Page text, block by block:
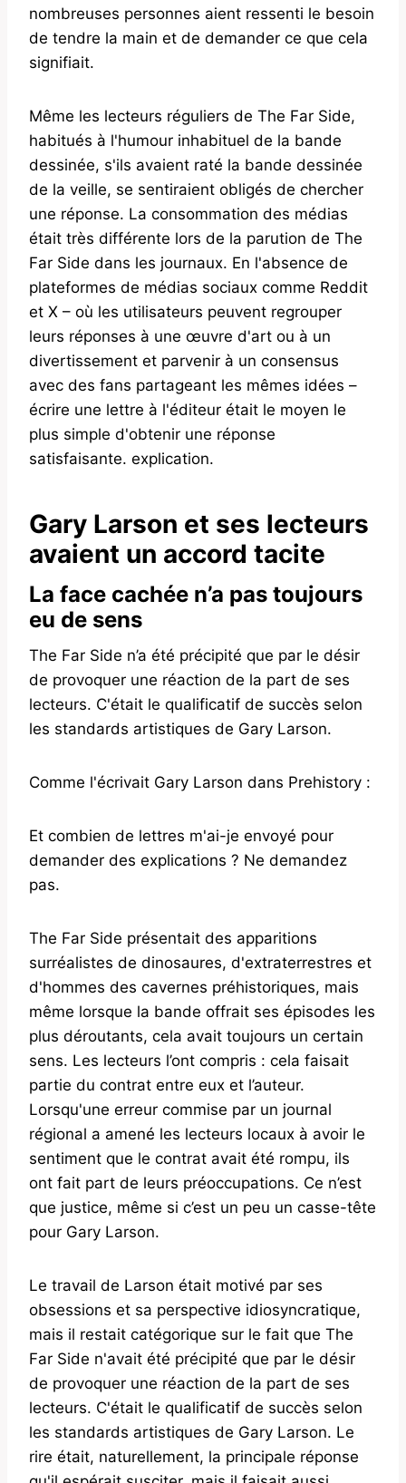
nombreuses personnes aient ressenti le besoin
de tendre la main et de demander ce que cela
signifiait.
Même les lecteurs réguliers de The Far Side,
habitués à l'humour inhabituel de la bande
dessinée, s'ils avaient raté la bande dessinée
de la veille, se sentiraient obligés de chercher
une réponse. La consommation des médias
était très différente lors de la parution de The
Far Side dans les journaux. En l'absence de
plateformes de médias sociaux comme Reddit
et X – où les utilisateurs peuvent regrouper
leurs réponses à une œuvre d'art ou à un
divertissement et parvenir à un consensus
avec des fans partageant les mêmes idées –
écrire une lettre à l'éditeur était le moyen le
plus simple d'obtenir une réponse
satisfaisante. explication.
Gary Larson et ses lecteurs
avaient un accord tacite
La face cachée n’a pas toujours
eu de sens
The Far Side n’a été précipité que par le désir
de provoquer une réaction de la part de ses
lecteurs. C'était le qualificatif de succès selon
les standards artistiques de Gary Larson.
Comme l'écrivait Gary Larson dans Prehistory :
Et combien de lettres m'ai-je envoyé pour
demander des explications ? Ne demandez
pas.
The Far Side présentait des apparitions
surréalistes de dinosaures, d'extraterrestres et
d'hommes des cavernes préhistoriques, mais
même lorsque la bande offrait ses épisodes les
plus déroutants, cela avait toujours un certain
sens. Les lecteurs l’ont compris : cela faisait
partie du contrat entre eux et l’auteur.
Lorsqu'une erreur commise par un journal
régional a amené les lecteurs locaux à avoir le
sentiment que le contrat avait été rompu, ils
ont fait part de leurs préoccupations. Ce n’est
que justice, même si c’est un peu un casse-tête
pour Gary Larson.
Le travail de Larson était motivé par ses
obsessions et sa perspective idiosyncratique,
mais il restait catégorique sur le fait que The
Far Side n'avait été précipité que par le désir
de provoquer une réaction de la part de ses
lecteurs. C'était le qualificatif de succès selon
les standards artistiques de Gary Larson. Le
rire était, naturellement, la principale réponse